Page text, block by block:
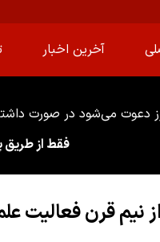
آخرین اخبار
دعوت می‌شود در صورت
فقط از طریق پیامک :
نیم قرن فعالیت